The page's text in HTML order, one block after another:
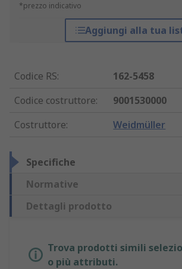
*prezzo indicativo
Aggiungi alla tua
Codice RS:
162-5458
Codice costruttore:
9001530000
Costruttore: Weidmüller
Specifiche
Normative
Dettagli prodotto
Trova prodotti simili
o più attributi.